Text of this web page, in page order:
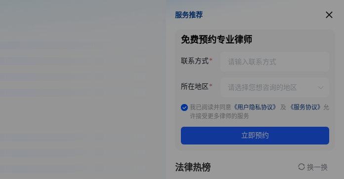
服务推荐
服务推荐
免费预约专业律师
联系方式
所在地区
我已阅读并同意 《用户隐私协议》 及 《服务协议》 允
许接受更多律师的服务
立即预约
法律热榜 换一换